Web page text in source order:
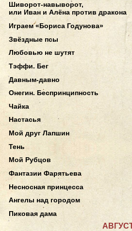
Шиворот-навыворот,
или Иван и Алёна против дракона
Играем «Бориса Годунова»
Звёздные псы
Любовью не шутят
Тэффи. Бег
Давным-давно
Онегин. Беспринципность
Чайка
Настасья
Мой друг Лапшин
Тень
Мой Рубцов
Фантазии Фарятьева
Несносная принцесса
Ангелы над городом
Пиковая дама